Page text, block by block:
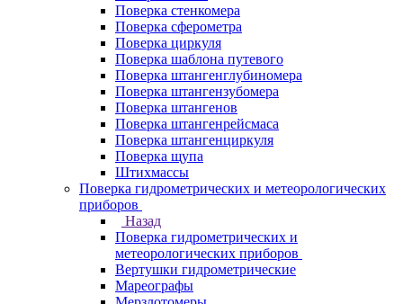
Поверка стенкомера
Поверка сферометра
Поверка циркуля
Поверка шаблона путевого
Поверка штангенглубиномера
Поверка штангензубомера
Поверка штангенов
Поверка штангенрейсмаса
Поверка штангенциркуля
Поверка щупа
Штихмассы
Поверка гидрометрических и метеорологических
приборов
Назад
Поверка гидрометрических и
метеорологических приборов
Вертушки гидрометрические
Мареографы